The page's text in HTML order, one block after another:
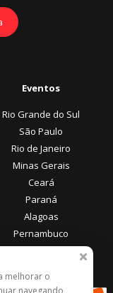
Eventos
Rio Grande do Sul
São Paulo
Rio de Janeiro
Minas Gerais
Ceará
Paraná
Alagoas
Pernambuco
de Pagamento
melhorar o
navegando,